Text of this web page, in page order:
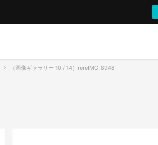
（画像ギャラリー 10 / 14）rereIMG_8948